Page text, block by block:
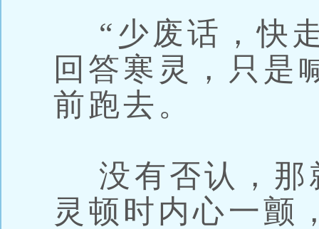
“少废话，快
回答寒灵，只是
前跑去。
没有否认，那
灵顿时内心一颤